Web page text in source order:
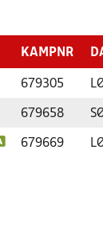
KAMPNR
679305
679658
679669